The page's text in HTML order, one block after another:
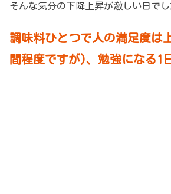
そんな気分の下降上昇が激しい日で
調味料ひとつで人の満足度は
間程度ですが)、勉強になる1